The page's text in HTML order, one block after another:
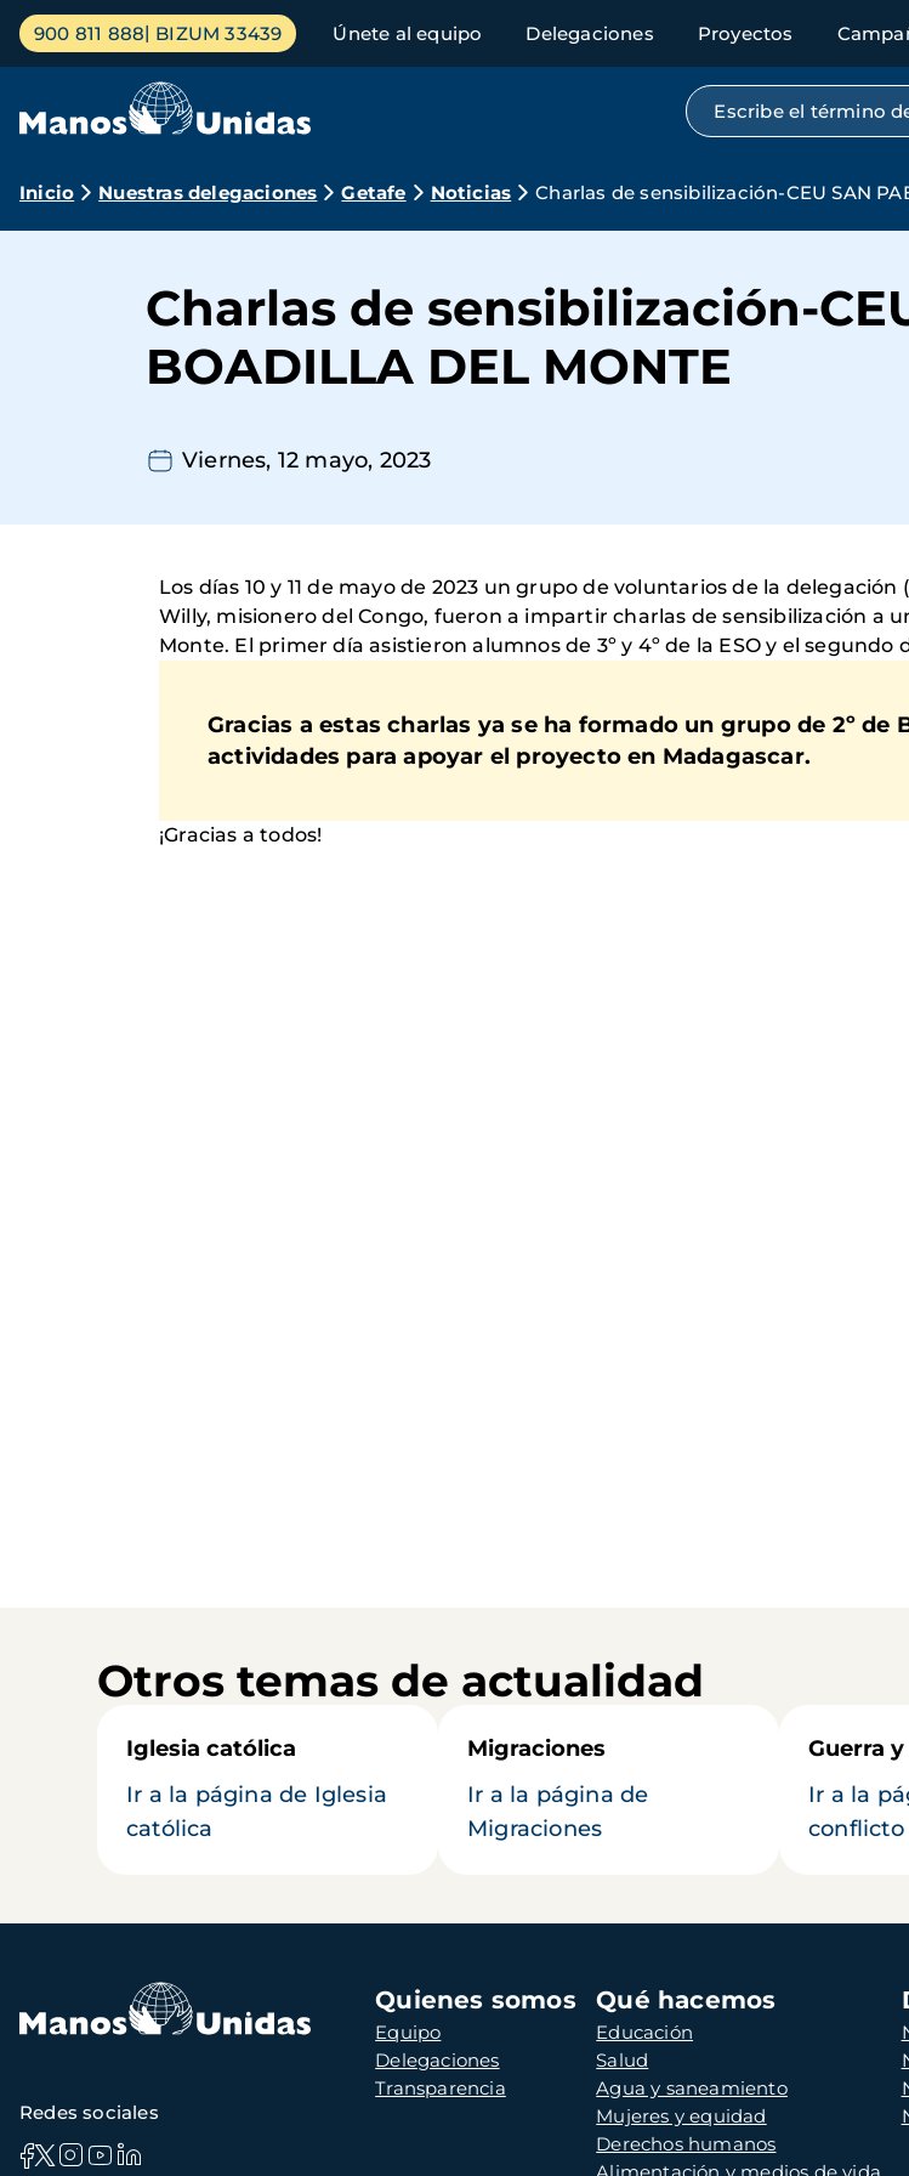
Pasar
contenido
Menú
principal
900 811 888 BIZUM 33439 Únete al equipo Delegaciones Proyectos
Búsqueda por
Ruta
navegación
Inicio Nuestras delegaciones Getafe Noticias Charlas de sensibilización-CEU SAN
Charlas de sensibilización-
BOADILLA DEL MONTE
Viernes, 12 mayo, 2023
Los días 10 y 11 de mayo de 2023 un grupo de voluntarios de la
Willy, misionero del Congo, fueron a impartir charlas de sensibilización a
Monte. El primer día asistieron alumnos de 3º y 4º de la ESO y el
Gracias a estas charlas ya se ha formado un grupo de 2º
actividades para apoyar el proyecto en Madagascar.
¡Gracias a todos!
Otros temas de actualidad
Iglesia católica
Ir a la página de Iglesia
católica
Migraciones
Ir a la página de
Migraciones
Guerra
Ir a la
conflicto
Navegación
principal
Quienes somos
Equipo
Delegaciones
Transparencia
Qué hacemos
Educación
Salud
Agua y saneamiento
Mujeres y equidad
Derechos humanos
Redes sociales